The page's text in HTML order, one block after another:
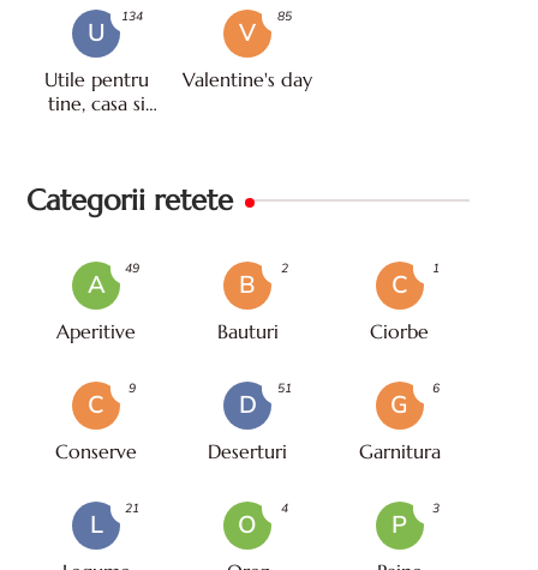
U
Utile pentru
tine, casa si
134
V
Valentine's day
85
Categorii retete
A
Aperitive
49
B
Bauturi
2
C
Ciorbe
1
C
Conserve
9
D
Deserturi
51
G
Garnitura
6
L
21
O
4
P
3